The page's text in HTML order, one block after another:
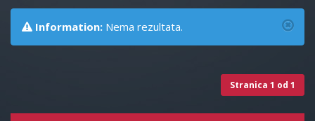
Information: Nema rezultata.
Stranica 1 od 1